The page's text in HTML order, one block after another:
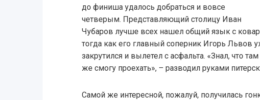
до финиша удалось добраться и вовсе
четверым. Представляющий столицу Иван
Чубаров лучше всех нашел общий язык с
тогда как его главный соперник Игорь Львов
закрутился и вылетел с асфальта. «Знал, что
же смогу проехать», – разводил руками
Самой же интересной, пожалуй, получилась